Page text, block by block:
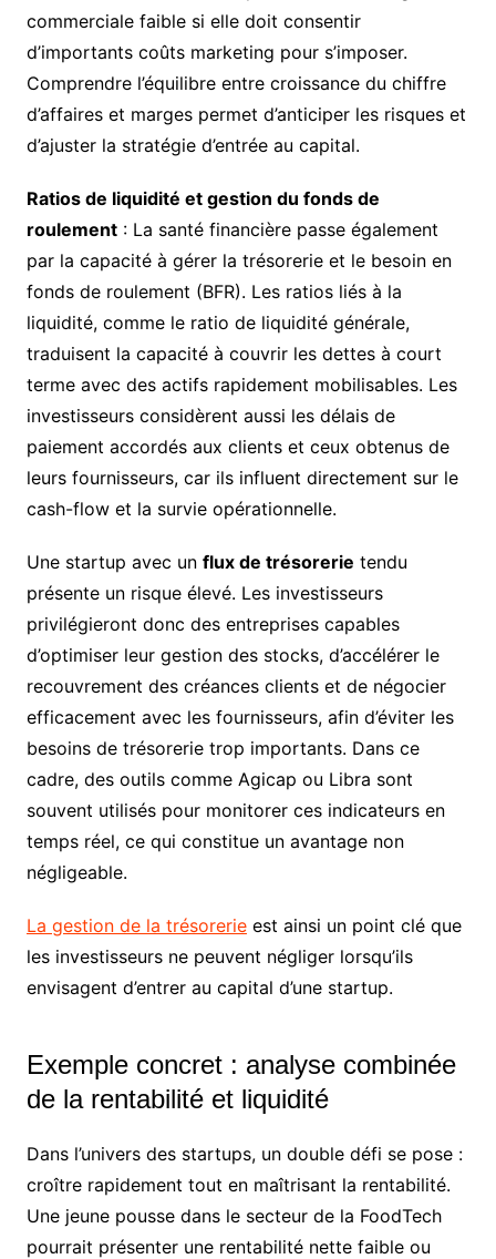
commerciale faible si elle doit consentir
d’importants coûts marketing pour s’imposer.
Comprendre l’équilibre entre croissance du chiffre
d’affaires et marges permet d’anticiper les risques et
d’ajuster la stratégie d’entrée au capital.
Ratios de liquidité et gestion du fonds de
roulement: La santé financière passe également
par la capacité à gérer la trésorerie et le besoin en
fonds de roulement (BFR). Les ratios liés à la
liquidité, comme le ratio de liquidité générale,
traduisent la capacité à couvrir les dettes à court
terme avec des actifs rapidement mobilisables. Les
investisseurs considèrent aussi les délais de
paiement accordés aux clients et ceux obtenus de
leurs fournisseurs, car ils influent directement sur le
cash-flow et la survie opérationnelle.
Une startup avec un flux de trésorerie tendu
présente un risque élevé. Les investisseurs
privilégieront donc des entreprises capables
d’optimiser leur gestion des stocks, d’accélérer le
recouvrement des créances clients et de négocier
efficacement avec les fournisseurs, afin d’éviter les
besoins de trésorerie trop importants. Dans ce
cadre, des outils comme Agicap ou Libra sont
souvent utilisés pour monitorer ces indicateurs en
temps réel, ce qui constitue un avantage non
négligeable.
La gestion de la trésorerieest ainsi un point clé que
les investisseurs ne peuvent négliger lorsqu’ils
envisagent d’entrer au capital d’une startup.
Exemple concret : analyse combinée
de la rentabilité et liquidité
Dans l’univers des startups, un double défi se pose :
croître rapidement tout en maîtrisant la rentabilité.
Une jeune pousse dans le secteur de la FoodTech
pourrait présenter une rentabilité nette faible ou